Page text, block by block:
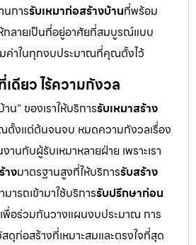
นการรับเหมาก่อสร้างบ้านที่พร้อม
กลายเป็นที่อยู่อาศัยที่สมบูรณ์แบบ
ค่าในทุกงบประมาณที่คุณตั้งไว้
ดียว ไร้ความกังวล
น” ของเราให้บริการรับเหมาสร้าง
ตั้งแต่ต้นจนจบ หมดความกังวลเรื่อง
านกับผู้รับเหมาหลายฝ่าย เพราะเรา
างมาตรฐานสูงที่ให้บริการรับสร้าง
ารถเข้ามาใช้บริการรับปรึกษาก่อน
เพื่อร่วมกันวางแผนงบประมาณ การ
ดุก่อสร้างที่เหมาะสมและตรงใจที่สุด